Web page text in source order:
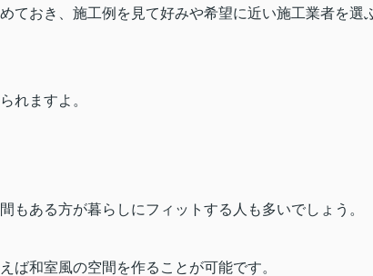
ておき、施工例を見て好みや希望に近い施工業者を選
れますよ。
ある方が暮らしにフィットする人も多いでしょう。
ば和室風の空間を作ることが可能です。